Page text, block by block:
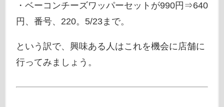
・ベーコンチーズワッパーセットが990円⇒640
円、番号、220。5/23まで。
という訳で、興味ある人はこれを機会に店舗に
行ってみましょう。